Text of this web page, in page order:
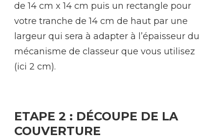
de 14 cm x 14 cm puis un rectangle pour
votre tranche de 14 cm de haut par une
largeur qui sera à adapter à l’épaisseur du
mécanisme de classeur que vous utilisez
(ici 2 cm).
ETAPE 2 : DÉCOUPE DE LA
COUVERTURE